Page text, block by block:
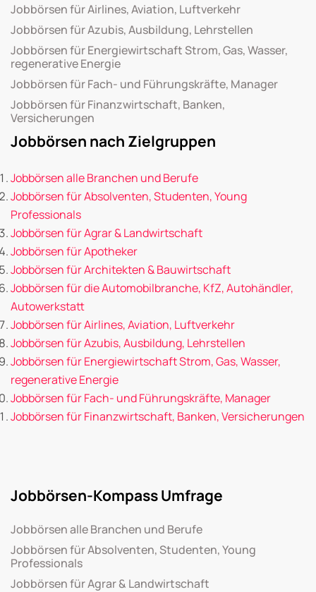
Jobbörsen für Airlines, Aviation, Luftverkehr
Jobbörsen für Azubis, Ausbildung, Lehrstellen
Jobbörsen für Energiewirtschaft Strom, Gas, Wasser,
regenerative Energie
Jobbörsen für Fach- und Führungskräfte, Manager
Jobbörsen für Finanzwirtschaft, Banken,
Versicherungen
Jobbörsen nach Zielgruppen
Jobbörsen alle Branchen und Berufe
Jobbörsen für Absolventen, Studenten, Young
Professionals
Jobbörsen für Agrar & Landwirtschaft
Jobbörsen für Apotheker
Jobbörsen für Architekten & Bauwirtschaft
Jobbörsen für die Automobilbranche, KfZ, Autohändler,
Autowerkstatt
Jobbörsen für Airlines, Aviation, Luftverkehr
Jobbörsen für Azubis, Ausbildung, Lehrstellen
Jobbörsen für Energiewirtschaft Strom, Gas, Wasser,
regenerative Energie
Jobbörsen für Fach- und Führungskräfte, Manager
Jobbörsen für Finanzwirtschaft, Banken, Versicherungen
Jobbörsen-Kompass Umfrage
Jobbörsen alle Branchen und Berufe
Jobbörsen für Absolventen, Studenten, Young
Professionals
Jobbörsen für Agrar & Landwirtschaft